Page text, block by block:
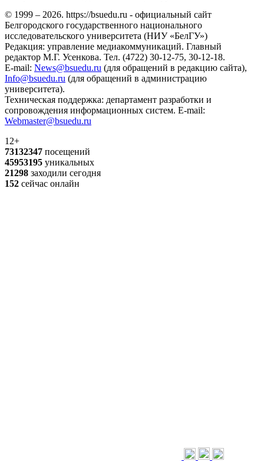
© 1999 – 2026. https://bsuedu.ru - официальный сайт
Белгородского государственного национального
исследовательского университета (НИУ «БелГУ»)
Редакция: управление медиакоммуникаций. Главный
редактор М.Г. Усенкова. Тел. (4722) 30-12-75, 30-12-18.
E-mail: News@bsuedu.ru (для обращений в редакцию сайта),
Info@bsuedu.ru (для обращений в администрацию
университета).
Техническая поддержка: департамент разработки и
сопровождения информационных систем. E-mail:
Webmaster@bsuedu.ru
12+
73132347 посещений
45953195 уникальных
21298 заходили сегодня
152 сейчас онлайн